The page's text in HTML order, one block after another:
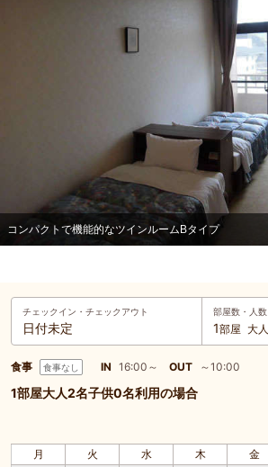
コンパクトで機能的なツインルームBタイプ
チェックイン・ チェックアウト
日付未定
部屋数・人数
1部屋 大人
食事 食事なし IN 16:00～ OUT ～10:00
1部屋大人2名子供0名利用の場合
月 火 水 木 金